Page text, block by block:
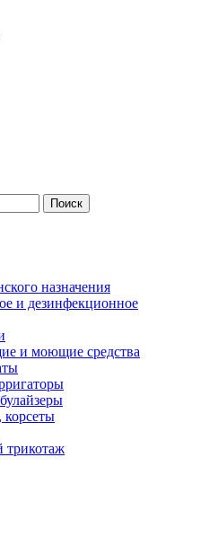
Поиск
назначения
и дезинфекционное
и моющие средства
корсеты
трикотаж